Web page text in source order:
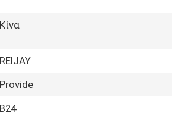
Κίνα
REIJAY
Provide
B24